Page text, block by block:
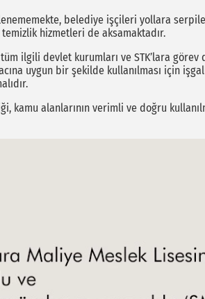
belediye işçileri yollara
hizmetleri de aksamaktadır.
ilgili devlet kurumları ve STK’lara görev
uygun bir şekilde kullanılması için
kamu alanlarının verimli ve doğru